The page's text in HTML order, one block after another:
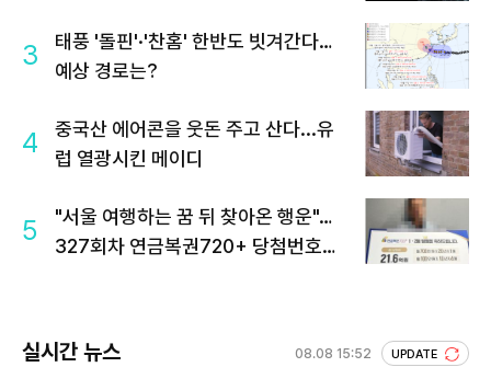
3
태풍 '돌핀'·'찬홈' 한반도 빗겨간다…
예상 경로는?
4
중국산 에어콘을 웃돈 주고 산다...유
럽 열광시킨 메이디
5
"서울 여행하는 꿈 뒤 찾아온 행운"…
327회차 연금복권720+ 당첨번호조
실시간 뉴스 08.08 15:52 UPDATE